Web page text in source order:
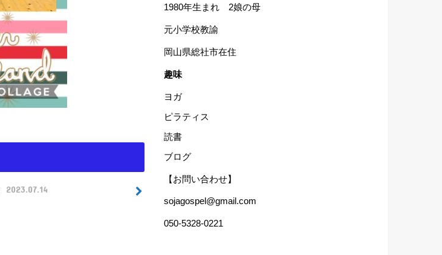
2023.07.14
1980年生まれ 2娘の母
元小学校教諭
岡山県総社市在住
趣味
ヨガ
ピラティス
読書
ブログ
【お問い合わせ】
sojagospel@gmail.com
050-5328-0221